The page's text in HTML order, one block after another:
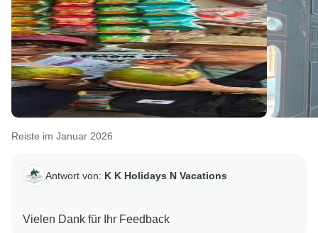
Reiste im Januar 2026
Antwort von: K K Holidays N Vacations